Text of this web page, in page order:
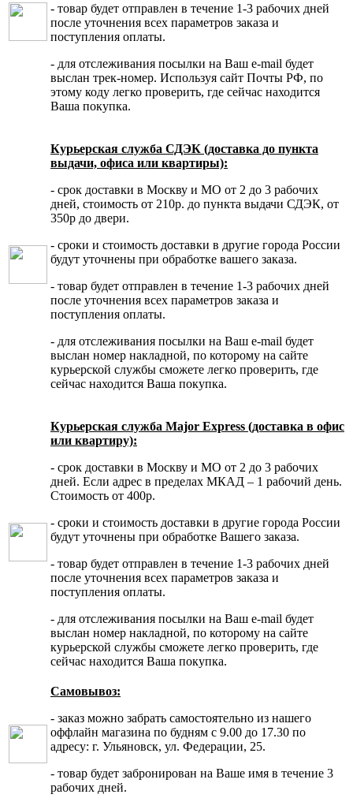
- товар будет отправлен в течение 1-3 рабочих дней
после уточнения всех параметров заказа и
поступления оплаты.
- для отслеживания посылки на Ваш e-mail будет
выслан трек-номер. Используя сайт Почты РФ, по
этому коду легко проверить, где сейчас находится
Ваша покупка.
Курьерская служба СДЭК (доставка до пункта
выдачи, офиса или квартиры):
- срок доставки в Москву и МО от 2 до 3 рабочих
дней, стоимость от 210р. до пункта выдачи СДЭК, от
350р до двери.
- сроки и стоимость доставки в другие города России
будут уточнены при обработке вашего заказа.
- товар будет отправлен в течение 1-3 рабочих дней
после уточнения всех параметров заказа и
поступления оплаты.
- для отслеживания посылки на Ваш e-mail будет
выслан номер накладной, по которому на сайте
курьерской службы сможете легко проверить, где
сейчас находится Ваша покупка.
Курьерская служба Major Express (доставка в офис
или квартиру):
- срок доставки в Москву и МО от 2 до 3 рабочих
дней. Если адрес в пределах МКАД – 1 рабочий день.
Стоимость от 400р.
- сроки и стоимость доставки в другие города России
будут уточнены при обработке Вашего заказа.
- товар будет отправлен в течение 1-3 рабочих дней
после уточнения всех параметров заказа и
поступления оплаты.
- для отслеживания посылки на Ваш e-mail будет
выслан номер накладной, по которому на сайте
курьерской службы сможете легко проверить, где
сейчас находится Ваша покупка.
Самовывоз:
- заказ можно забрать самостоятельно из нашего
оффлайн магазина по будням с 9.00 до 17.30 по
адресу: г. Ульяновск, ул. Федерации, 25.
- товар будет забронирован на Ваше имя в течение 3
рабочих дней.